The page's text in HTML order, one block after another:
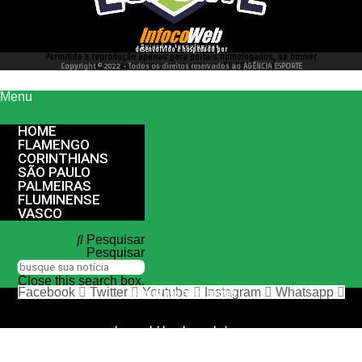
desenvolvido e hospedado por
Permitida a reprodução apenas para portais homologados, se houver
interesse entre em contato conosco 66 99977 4262
Copyright © 2022 - Todos os direitos reservados ao AGÊNCIA ESPORTE
Menu
HOME
FLAMENGO
CORINTHIANS
SÃO PAULO
PALMEIRAS
FLUMINENSE
VASCO
Pesquisar
Pesquisar
Close this search box.
nos siga nas redes sociais
Facebook Twitter Youtube Instagram Whatsapp
desenvolvido e hospedado por